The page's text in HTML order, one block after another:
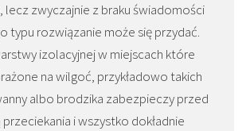
lecz zwyczajnie z braku świadomości
typu rozwiązanie może się przydać.
izolacyjnej w miejscach które
na wilgoć, przykładowo takich
albo brodzika zabezpieczy przed
i wszystko dokładnie